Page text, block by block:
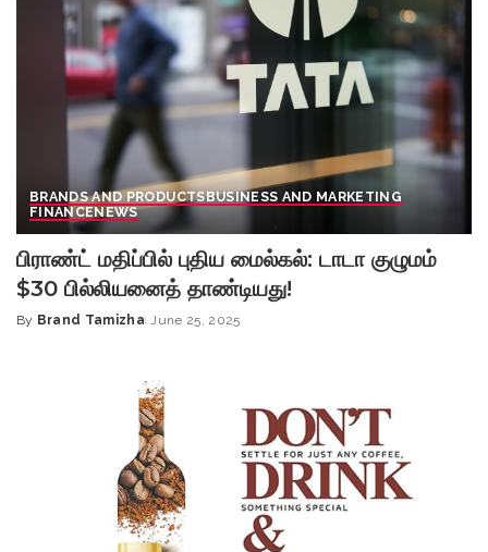
BRANDS AND PRODUCTSBUSINESS AND MARKETING
FINANCENEWS
பிராண்ட் மதிப்பில் புதிய மைல்கல்: டாடா குழுமம்
$30 பில்லியனைத் தாண்டியது!
Posted
By Brand Tamizha June 25, 2025